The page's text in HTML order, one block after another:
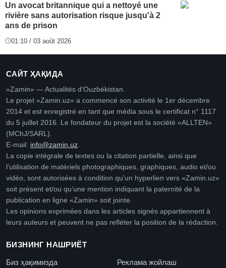
Un avocat britannique qui a nettoyé une
rivière sans autorisation risque jusqu'à 2
ans de prison
01:10 / 03 août 2026
САЙТ ҲАҚИДА
«Zamin» — Actualités d’Ouzbékistan.
Le projet «Zamin.uz» a commencé son activité le 1er décembre
2014 et est enregistré en tant que média sous le certificat n° 1117
du 5 juillet 2016. Le fondateur du projet est la société «ALLTEN»
(MChJ/SARL).
E-mail: info@zamin.uz
La copie intégrale de textes ou la citation partielle, ainsi que
l’utilisation de matériels photographiques, graphiques, audio et/ou
vidéo, sont autorisées à condition qu’un hyperlien vers «Zamin.uz»
soit présent et/ou qu’une mention indiquant la paternité de la
publication en ligne «Zamin» soit jointe.
Les opinions exprimées dans les articles signés appartiennent à
leurs auteurs et peuvent ne pas refléter la position de la rédaction.
БИЗНИНГ НАШРИЁТ
Биз ҳақимизда Реклама жойлаш